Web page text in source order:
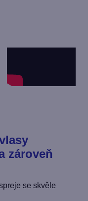
zároveň
se skvěle